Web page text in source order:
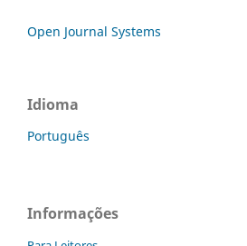
Open Journal Systems
Idioma
Português
Informações